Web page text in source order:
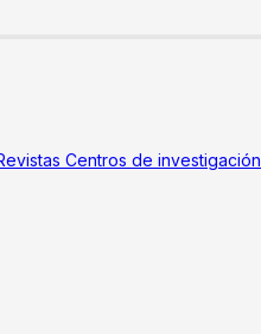
Centros de investigación